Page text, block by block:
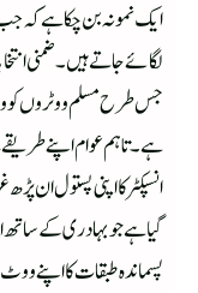
ایک نمونہ بن چکا ہے کہ جب
لگائے جاتے ہیں۔ضمنی
جس طرح مسلم ووٹروں کو
ہے۔ تاہم عوام اپنے
انسپکٹر کا اپنی پستول ان
گیا ہے جو بہادری کے
پسماندہ طبقات کا اپنے